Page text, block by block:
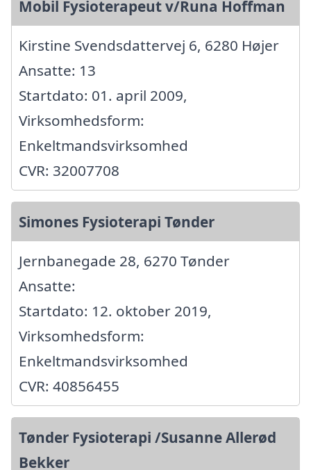
Mobil Fysioterapeut v/Runa Hoffman
Kirstine Svendsdattervej 6, 6280 Højer
Ansatte: 13
Startdato: 01. april 2009,
Virksomhedsform:
Enkeltmandsvirksomhed
CVR: 32007708
Simones Fysioterapi Tønder
Jernbanegade 28, 6270 Tønder
Ansatte:
Startdato: 12. oktober 2019,
Virksomhedsform:
Enkeltmandsvirksomhed
CVR: 40856455
Tønder Fysioterapi /Susanne Allerød
Bekker